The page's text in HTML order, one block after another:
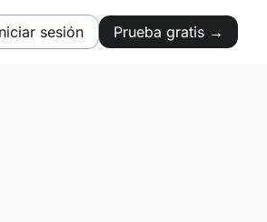
sesión Prueba gratis →